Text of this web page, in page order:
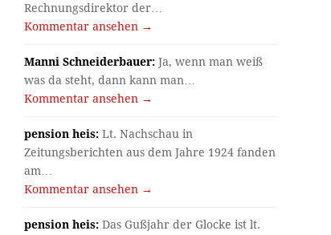
Rechnungsdirektor der…
Kommentar ansehen →
Manni Schneiderbauer: Ja, wenn man weiß
was da steht, dann kann man…
Kommentar ansehen →
pension heis: Lt. Nachschau in
Zeitungsberichten aus dem Jahre 1924 fanden
am…
Kommentar ansehen →
pension heis: Das Gußjahr der Glocke ist lt.